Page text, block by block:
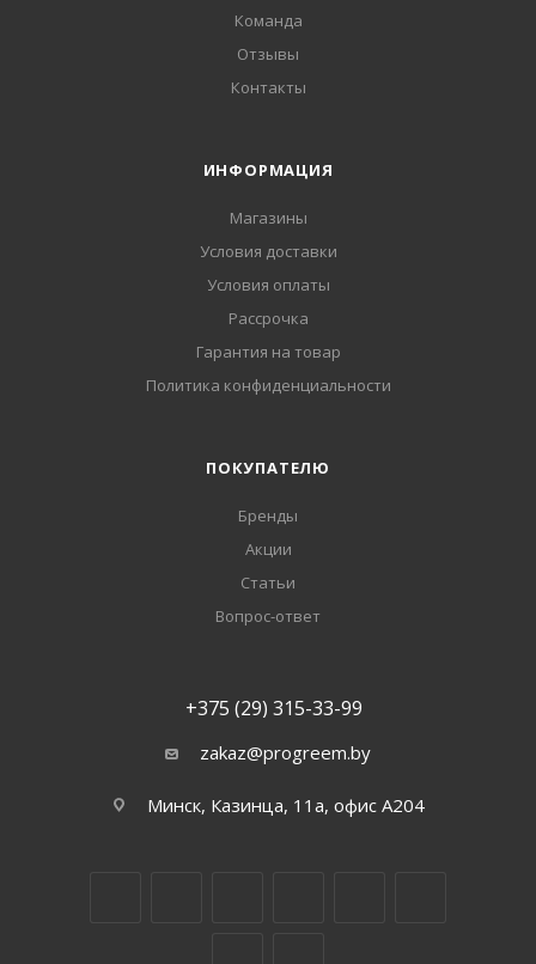
Команда
Отзывы
Контакты
ИНФОРМАЦИЯ
Магазины
Условия доставки
Условия оплаты
Рассрочка
Гарантия на товар
Политика конфиденциальности
ПОКУПАТЕЛЮ
Бренды
Акции
Статьи
Вопрос-ответ
+375 (29) 315-33-99
zakaz@progreem.by
Минск, Казинца, 11а, офис А204